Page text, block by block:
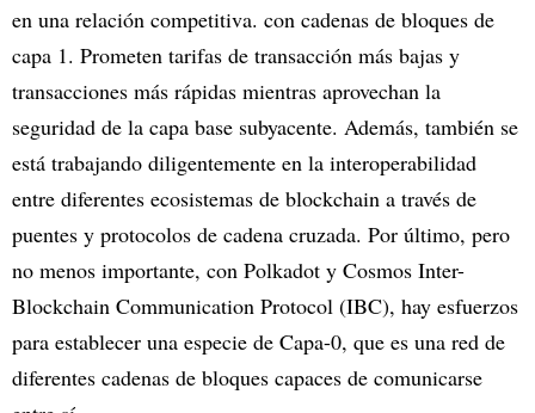
en una relación competitiva. con cadenas de bloques de
capa 1. Prometen tarifas de transacción más bajas y
transacciones más rápidas mientras aprovechan la
seguridad de la capa base subyacente. Además, también se
está trabajando diligentemente en la interoperabilidad
entre diferentes ecosistemas de blockchain a través de
puentes y protocolos de cadena cruzada. Por último, pero
no menos importante, con Polkadot y Cosmos Inter-
Blockchain Communication Protocol (IBC), hay esfuerzos
para establecer una especie de Capa-0, que es una red de
diferentes cadenas de bloques capaces de comunicarse